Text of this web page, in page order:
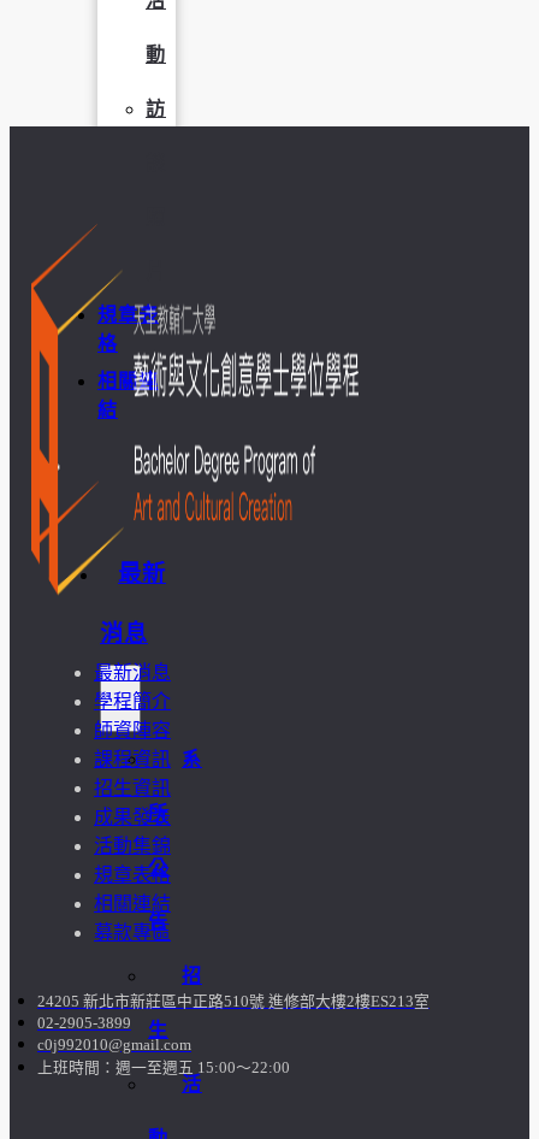
動
訪
規章表
格
相關連
結
最新
消息
系
所
公
告
招
生
活
最新消息
學程簡介
師資陣容
課程資訊
招生資訊
成果發表
活動集錦
規章表格
相關連結
募款專區
24205 新北市新莊區中正路510號 進修部大樓2樓ES213室
02-2905-3899
c0j992010@gmail.com
上班時間：週一至週五 15:00～22:00